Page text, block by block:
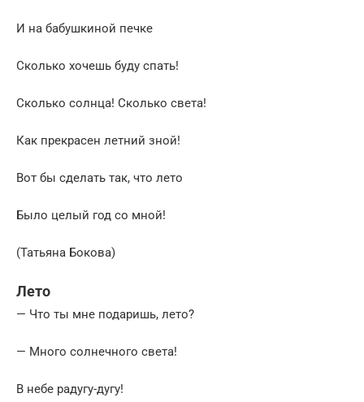
И на бабушкиной печке
Сколько хочешь буду спать!
Сколько солнца! Сколько света!
Как прекрасен летний зной!
Вот бы сделать так, что лето
Было целый год со мной!
(Татьяна Бокова)
Лето
— Что ты мне подаришь, лето?
— Много солнечного света!
В небе pадyгy-дyгy!